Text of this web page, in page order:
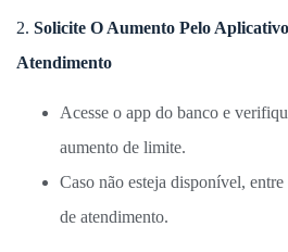
2. Solicite O Aumento Pelo
Atendimento
Acesse o app do banco e
aumento de limite.
Caso não esteja disponível,
de atendimento.